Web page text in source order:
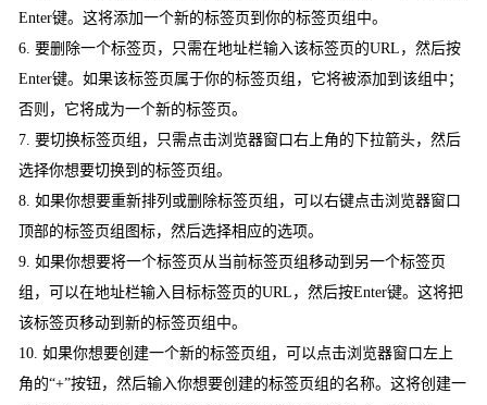
Enter键。这将添加一个新的标签页到你的标签页组中。
6. 要删除一个标签页，只需在地址栏输入该标签页的URL，然后按
Enter键。如果该标签页属于你的标签页组，它将被添加到该组中；
否则，它将成为一个新的标签页。
7. 要切换标签页组，只需点击浏览器窗口右上角的下拉箭头，然后
选择你想要切换到的标签页组。
8. 如果你想要重新排列或删除标签页组，可以右键点击浏览器窗口
顶部的标签页组图标，然后选择相应的选项。
9. 如果你想要将一个标签页从当前标签页组移动到另一个标签页
组，可以在地址栏输入目标标签页的URL，然后按Enter键。这将把
该标签页移动到新的标签页组中。
10. 如果你想要创建一个新的标签页组，可以点击浏览器窗口左上
角的“+”按钮，然后输入你想要创建的标签页组的名称。这将创建一